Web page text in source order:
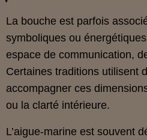
La bouche est parfois
symboliques ou
espace de communication,
Certaines traditions utilisent
accompagner ces
ou la clarté intérieure.
L’aigue‑marine est souvent